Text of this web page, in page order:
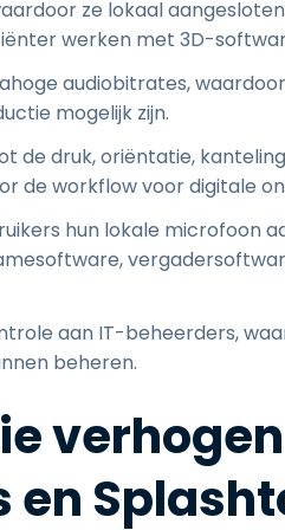
ze lokaal
werken met 3D-
audiobitrates,
mogelijk zijn.
de druk, oriëntatie,
de workflow voor digitale
hun lokale microfoon
aan IT-beheerders,
beheren.